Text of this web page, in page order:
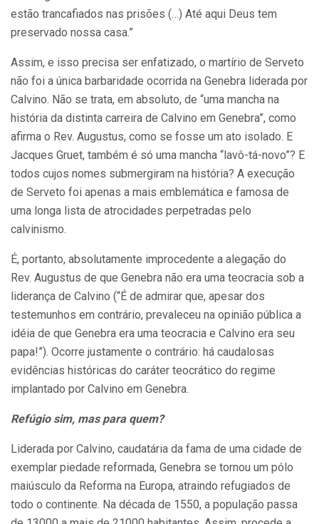
estão trancafiados nas prisões (…) Até aqui Deus tem
preservado nossa casa.”
Assim, e isso precisa ser enfatizado, o martírio de Serveto
não foi a única barbaridade ocorrida na Genebra liderada por
Calvino. Não se trata, em absoluto, de “uma mancha na
história da distinta carreira de Calvino em Genebra”, como
afirma o Rev. Augustus, como se fosse um ato isolado. E
Jacques Gruet, também é só uma mancha “lavô-tá-novo”? E
todos cujos nomes submergiram na história? A execução
de Serveto foi apenas a mais emblemática e famosa de
uma longa lista de atrocidades perpetradas pelo
calvinismo.
É, portanto, absolutamente improcedente a alegação do
Rev. Augustus de que Genebra não era uma teocracia sob a
liderança de Calvino (“É de admirar que, apesar dos
testemunhos em contrário, prevaleceu na opinião pública a
idéia de que Genebra era uma teocracia e Calvino era seu
papa!”). Ocorre justamente o contrário: há caudalosas
evidências históricas do caráter teocrático do regime
implantado por Calvino em Genebra.
Refúgio sim, mas para quem?
Liderada por Calvino, caudatária da fama de uma cidade de
exemplar piedade reformada, Genebra se tornou um pólo
maiúsculo da Reforma na Europa, atraindo refugiados de
todo o continente. Na década de 1550, a população passa